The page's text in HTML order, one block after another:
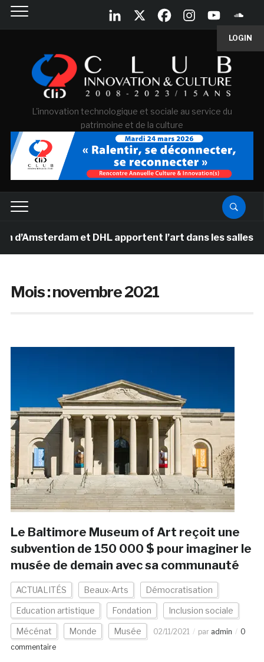
LOGIN
L'innovation technologique et sociale au service du
patrimoine et de la culture
et DHL apportent l’art dans les salles de
Mois :novembre 2021
Le Baltimore Museum of Art reçoit une
subvention de 150 000 $ pour imaginer le
musée de demain avec sa communauté
ACTUALITÉS Beaux-Arts Démocratisation
Education artistique Fondation Inclusion sociale
Mécénat Monde Musée 02/11/2021 par admin
0
commentaire